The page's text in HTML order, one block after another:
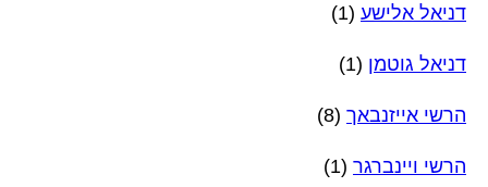
דניאל אלישע (1)
דניאל גוטמן (1)
הרשי אייזנבאך (8)
הרשי ויינברגר (1)